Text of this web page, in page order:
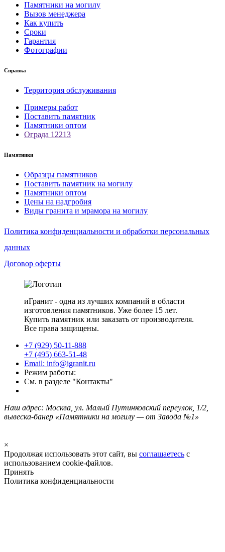
Памятники на могилу
Вызов менеджера
Как купить
Сроки
Гарантия
Фотографии
Справка
Территория обслуживания
Примеры работ
Поставить памятник
Памятники оптом
Ограда 12213
Памятники
Образцы памятников
Поставить памятник на могилу
Памятники оптом
Цены на надгробия
Виды гранита и мрамора на могилу
Политика конфиденциальности и обработки персональных
данных
Договор оферты
иГранит - одна из лучших компаний в области
изготовления памятников. Уже более 15 лет.
Купить памятник или заказать от производителя.
Все права защищены.
+7 (929) 50-11-888
+7 (495) 663-51-48
Email: info@igranit.ru
Режим работы:
См. в разделе "Контакты"
Наш адрес: Москва, ул. Малый Путинковский переулок, 1/2,
вывеска-банер «Памятники на могилу — от Завода №1»
×
Продолжая использовать этот сайт, вы соглашаетесь с
использованием cookie-файлов.
Принять
Политика конфиденциальности